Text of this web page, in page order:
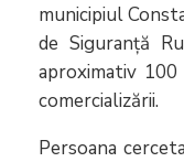
municipiul
de Siguranță
aproximativ 100
comercializării.
Persoana